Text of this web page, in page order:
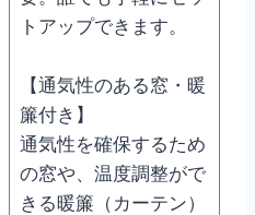
トアップできます。
【通気性のある窓・暖
簾付き】
通気性を確保するため
の窓や、温度調整がで
きる暖簾（カーテン）